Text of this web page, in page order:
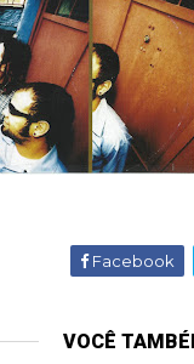
Facebook
VOCÊ